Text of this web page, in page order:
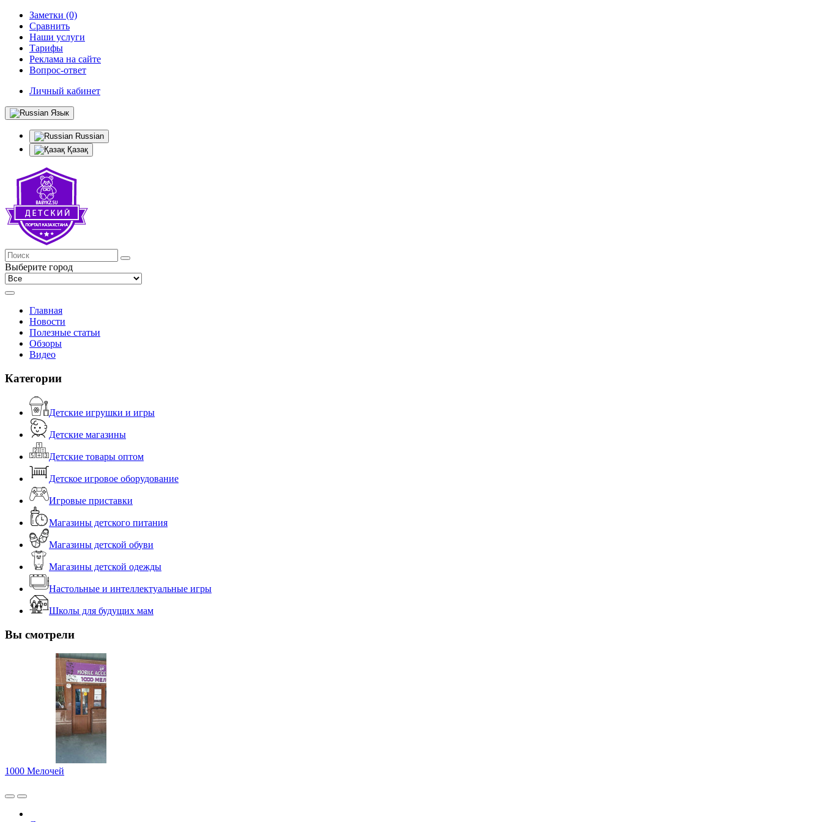
Заметки (0)
Сравнить
Наши услуги
Тарифы
Реклама на сайте
Вопрос-ответ
Личный кабинет
Язык
Russian
Қазақ
Выберите город
Главная
Новости
Полезные статьи
Обзоры
Видео
Категории
Детские игрушки и игры
Детские магазины
Детские товары оптом
Детское игровое оборудование
Игровые приставки
Магазины детского питания
Магазины детской обуви
Магазины детской одежды
Настольные и интеллектуальные игры
Школы для будущих мам
Вы смотрели
1000 Мелочей